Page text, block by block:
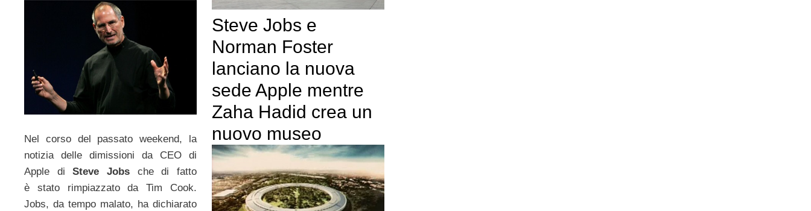
Nel corso del passato weekend, la
notizia delle dimissioni da CEO di
Apple diSteve Jobs che di fatto
è stato rimpiazzato da Tim Cook.
Jobs, da tempo malato, ha dichiarato
Steve Jobs e
Norman Foster
lanciano la nuova
sede Apple mentre
Zaha Hadid crea un
nuovo museo